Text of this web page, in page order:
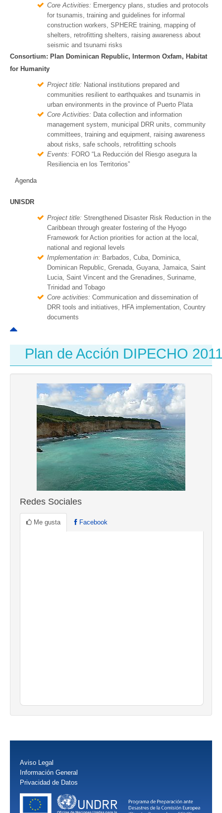
Core Activities: Emergency plans, studies and protocols
for tsunamis, training and guidelines for informal
construction workers, SPHERE training, mapping of
shelters, retrofitting shelters, raising awareness about
seismic and tsunami risks
Consortium: Plan Dominican Republic, Intermon Oxfam, Habitat
for Humanity
Project title: National institutions prepared and
communities resilient to earthquakes and tsunamis in
urban environments in the province of Puerto Plata
Core Activities: Data collection and information
management system, municipal DRR units, community
committees, training and equipment, raising awareness
about risks, safe schools, retrofitting schools
Events: FORO “La Reducción del Riesgo asegura la
Resiliencia en los Territorios”
Agenda
UNISDR
Project title: Strengthened Disaster Risk Reduction in the
Caribbean through greater fostering of the Hyogo
Framework for Action priorities for action at the local,
national and regional levels
Implementation in: Barbados, Cuba, Dominica,
Dominican Republic, Grenada, Guyana, Jamaica, Saint
Lucia, Saint Vincent and the Grenadines, Suriname,
Trinidad and Tobago
Core activities: Communication and dissemination of
DRR tools and initiatives, HFA implementation, Country
documents
Plan de Acción DIPECHO
Redes Sociales
Me gusta Facebook
Aviso Legal
Información General
Privacidad de Datos